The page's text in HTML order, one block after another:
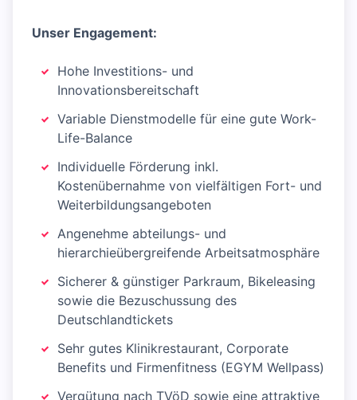
Unser Engagement:
Hohe Investitions- und
Innovationsbereitschaft
Variable Dienstmodelle für eine gute Work-
Life-Balance
Individuelle Förderung inkl.
Kostenübernahme von vielfältigen Fort- und
Weiterbildungsangeboten
Angenehme abteilungs- und
hierarchieübergreifende Arbeitsatmosphäre
Sicherer & günstiger Parkraum, Bikeleasing
sowie die Bezuschussung des
Deutschlandtickets
Sehr gutes Klinikrestaurant, Corporate
Benefits und Firmenfitness (EGYM Wellpass)
Vergütung nach TVöD sowie eine attraktive